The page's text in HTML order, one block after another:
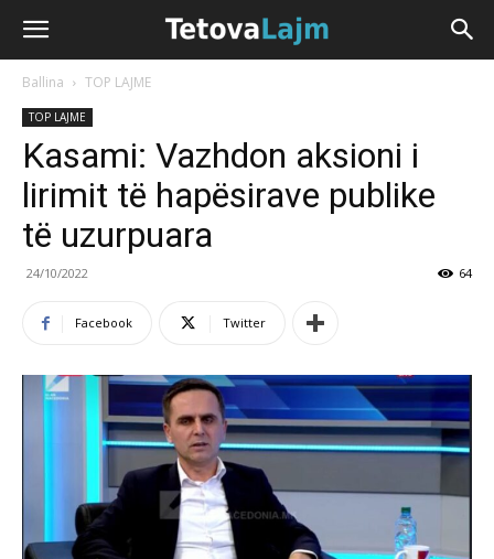
Ballina TOP LAJME
TOP LAJME
Kasami: Vazhdon aksioni i
lirimit të hapësirave publike
të uzurpuara
24/10/2022 64
Facebook Twitter